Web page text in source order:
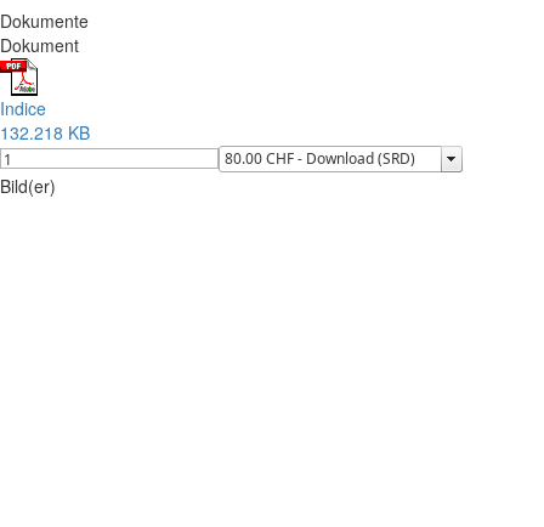
Dokumente
Dokument
Indice
132.218 KB
Bild(er)